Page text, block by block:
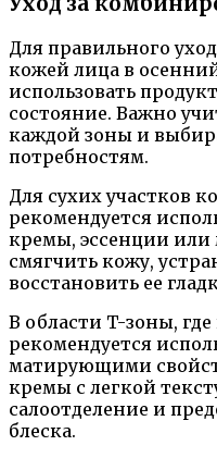
Для правильного
кожей лица в
использовать
состояние. Важно
каждой зоны и
потребностям.
Для сухих участков
рекомендуется
кремы, эссенции или
смягчить кожу,
восстановить ее
В области T-зоны,
рекомендуется
матирующими
кремы с легкой
салоотделение и
блеска.